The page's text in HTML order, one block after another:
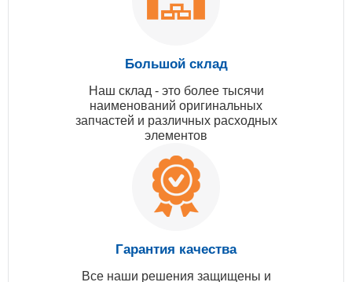
Большой склад
Наш склад - это более тысячи
наименований оригинальных
запчастей и различных расходных
элементов
Гарантия качества
Все наши решения защищены и